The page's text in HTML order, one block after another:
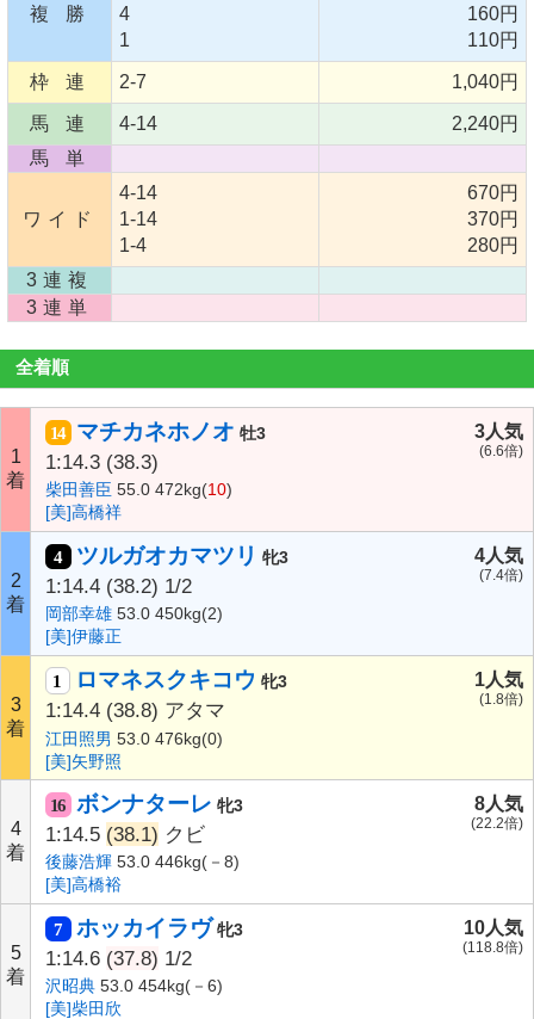
複 勝
4
1
160円
110円
枠 連 2-7 1,040円
馬 連 4-14
2,240円
馬 単
ワイド
4-14
1-14
1-4
670円
370円
280円
3連複
3連単
全着順
1
着
14 マチカネホノオ 牡3
1:14.3 (38.3)
柴田善臣 55.0 472kg(10)
[美]高橋祥
3人気
(6.6倍)
2
着
4 ツルガオカマツリ 牝3
1:14.4 (38.2) 1/2
岡部幸雄 53.0 450kg(2)
[美]伊藤正
4人気
(7.4倍)
3
着
1 ロマネスクキコウ 牝3
1:14.4 (38.8) アタマ
江田照男 53.0 476kg(0)
[美]矢野照
1人気
(1.8倍)
4
着
16 ボンナターレ 牝3
1:14.5 (38.1) クビ
後藤浩輝 53.0 446kg(－8)
[美]高橋裕
8人気
(22.2倍)
5
着
7 ホッカイラヴ 牝3
1:14.6 (37.8) 1/2
沢昭典 53.0 454kg(－6)
[美]柴田欣
10人気
(118.8倍)